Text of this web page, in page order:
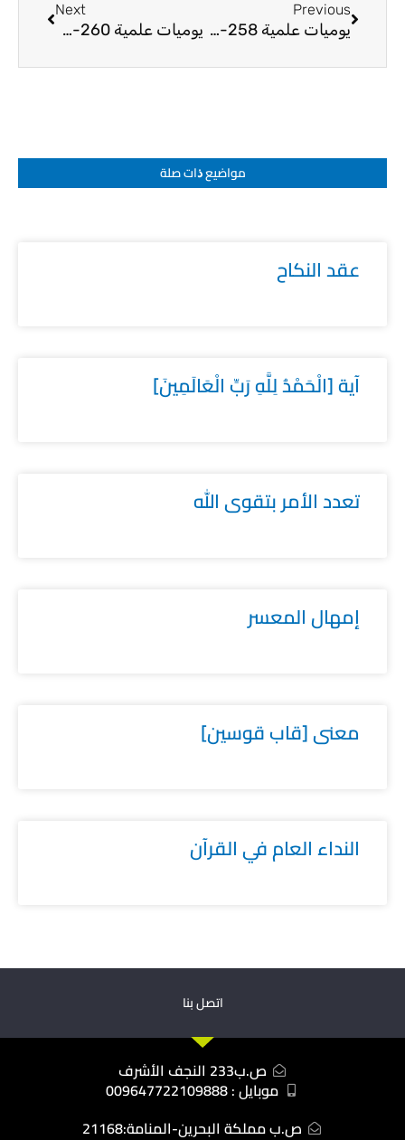
Previous
يوميات علمية 258-25
Next
يوميات علمية 260-25
مواضيع ﺫات صلة
عقد النكاح
آية [الْحَمْدُ لِلَّهِ رَبِّ الْعَالَمِينَ]
تعدد الأمر بتقوى الله
إمهال المعسر
معنى [قاب قوسين]
النداء العام في القرآن
اتصل بنا
ص.ب233 النجف الأشرف
موبايل : 009647722109888
ص.ب مملكة البحرين-المنامة:21168